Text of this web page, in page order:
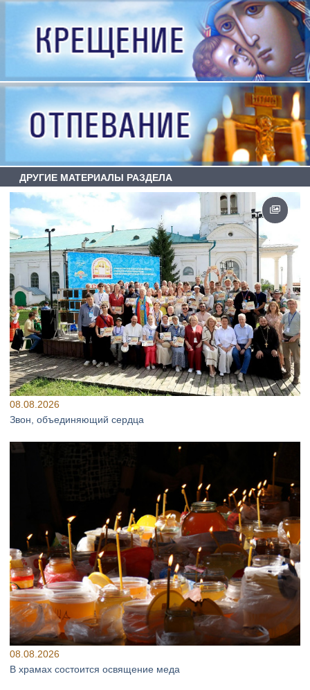
ДРУГИЕ МАТЕРИАЛЫ РАЗДЕЛА
08.08.2026
Звон, объединяющий сердца
08.08.2026
В храмах состоится освящение меда